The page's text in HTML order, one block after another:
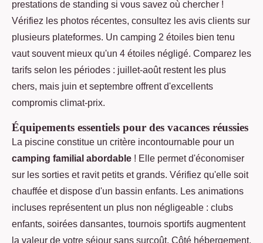
prestations de standing si vous savez où chercher !
Vérifiez les photos récentes, consultez les avis clients sur
plusieurs plateformes. Un camping 2 étoiles bien tenu
vaut souvent mieux qu'un 4 étoiles négligé. Comparez les
tarifs selon les périodes : juillet-août restent les plus
chers, mais juin et septembre offrent d'excellents
compromis climat-prix.
Équipements essentiels pour des vacances réussies
La piscine constitue un critère incontournable pour un
camping familial abordable ! Elle permet d'économiser
sur les sorties et ravit petits et grands. Vérifiez qu'elle soit
chauffée et dispose d'un bassin enfants. Les animations
incluses représentent un plus non négligeable : clubs
enfants, soirées dansantes, tournois sportifs augmentent
la valeur de votre séjour sans surcoût. Côté hébergement,